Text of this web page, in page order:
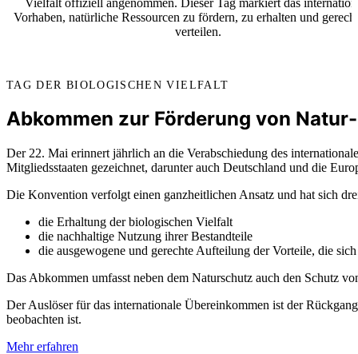
Vielfalt offiziell angenommen. Dieser Tag markiert das
Vorhaben, natürliche Ressourcen zu fördern, zu erhalten und
verteilen.
TAG DER BIOLOGISCHEN VIELFALT
Abkommen zur Förderung von
Der 22. Mai erinnert jährlich an die Verabschiedung des
Mitgliedsstaaten gezeichnet, darunter auch Deutschland und die
Die Konvention verfolgt einen ganzheitlichen Ansatz und hat sich
die Erhaltung der biologischen Vielfalt
die nachhaltige Nutzung ihrer Bestandteile
die ausgewogene und gerechte Aufteilung der Vorteile, die
Das Abkommen umfasst neben dem Naturschutz auch den Schutz
Der Auslöser für das internationale Übereinkommen ist der
beobachten ist.
Mehr erfahren